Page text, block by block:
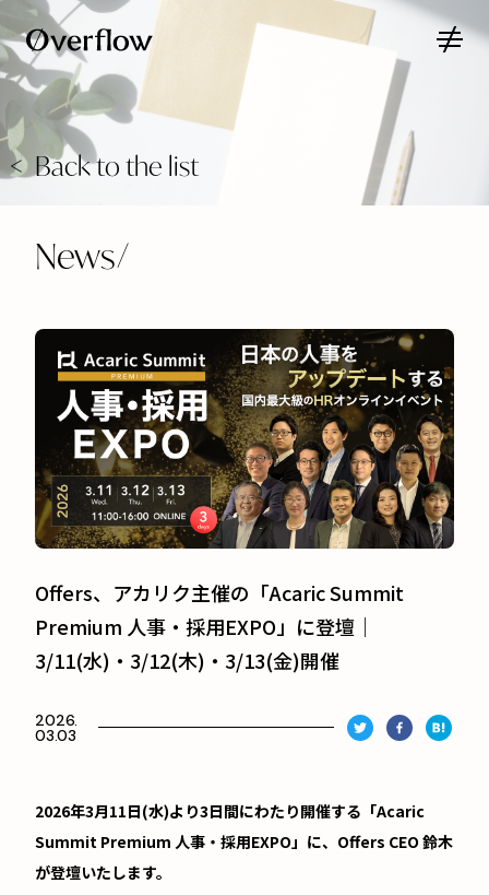
Back to the list
News
Offers、アカリク主催の「Acaric Summit
Premium 人事・採用EXPO」に登壇｜
3/11(水)・3/12(木)・3/13(金)開催
2026.
03.03
2026年3月11日(水)より3日間にわたり開催する「Acaric
Summit Premium 人事・採用EXPO」に、Offers CEO 鈴木
が登壇いたします。